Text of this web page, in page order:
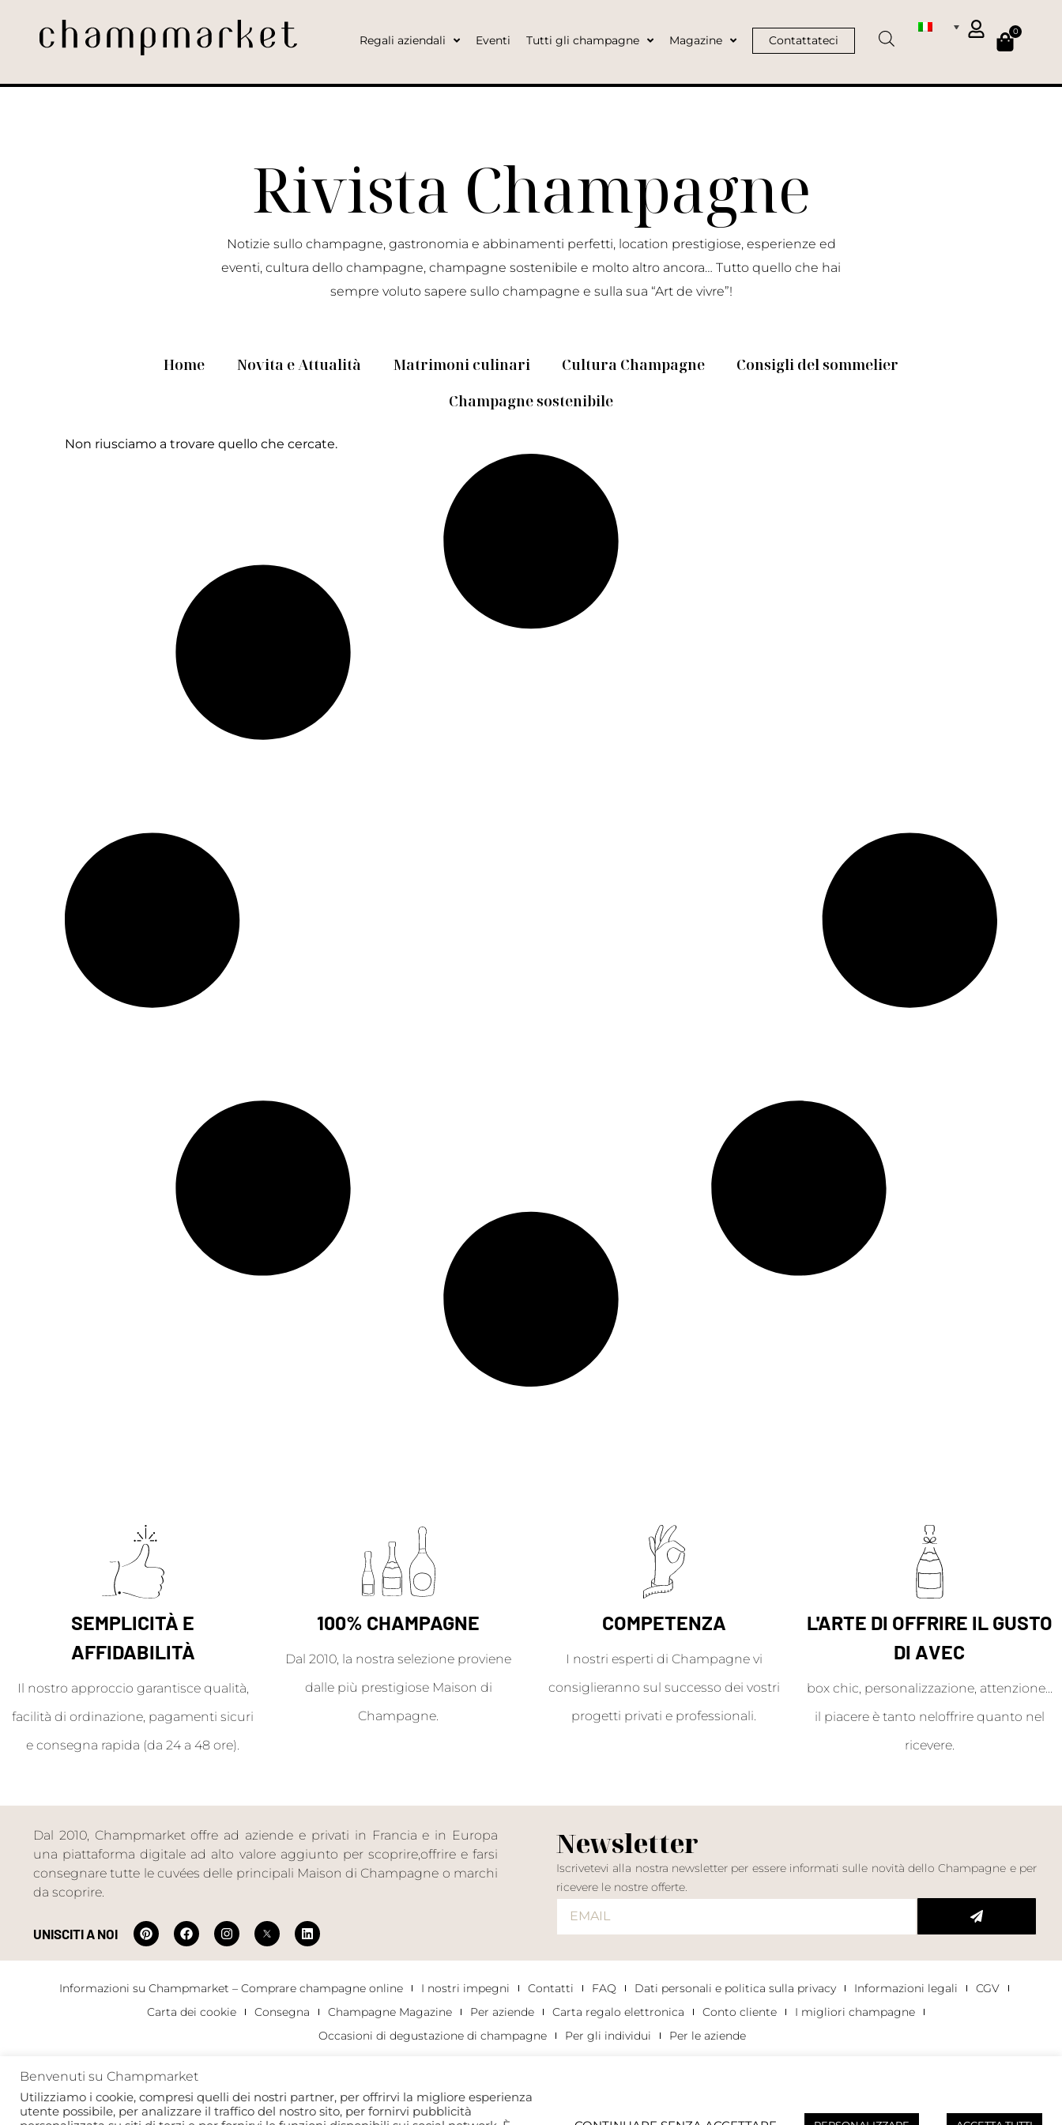
Regali aziendali Eventi Tutti gli champagne Magazine Contattateci
0
Rivista Champagne
Notizie sullo champagne, gastronomia e abbinamenti perfetti, location prestigiose, esperienze ed
eventi, cultura dello champagne, champagne sostenibile e molto altro ancora… Tutto quello che hai
sempre voluto sapere sullo champagne e sulla sua “Art de vivre”!
Home Novita e Attualità Matrimoni culinari Cultura Champagne
Consigli del sommelier
Champagne sostenibile
Non riusciamo a trovare quello che cercate.
SEMPLICITÀ E
AFFIDABILITÀ
Il nostro approccio garantisce qualità,
facilità di ordinazione, pagamenti sicuri
e consegna rapida (da 24 a 48 ore).
100% CHAMPAGNE
Dal 2010, la nostra selezione proviene
dalle più prestigiose Maison di
Champagne.
COMPETENZA
I nostri esperti di Champagne vi
consiglieranno sul successo dei vostri
progetti privati e professionali.
L'ARTE DI OFFRIRE IL GUSTO
DI AVEC
box chic, personalizzazione, attenzione...
il piacere è tanto neloffrire quanto nel
ricevere.
Dal 2010, Champmarket offre ad aziende e privati in Francia e in Europa
una piattaforma digitale ad alto valore aggiunto per scoprire,offrire e farsi
consegnare tutte le cuvées delle principali Maison di Champagne o marchi
da scoprire.
UNISCITI A NOI
Newsletter
Iscrivetevi alla nostra newsletter per essere informati sulle novità dello Champagne e per
ricevere le nostre offerte.
Informazioni su Champmarket – Comprare champagne online I nostri impegni Contatti FAQ Dati personali e politica sulla privacy Informazioni legali
CGV
Carta dei cookie
Consegna Champagne Magazine Per aziende Carta regalo elettronica Conto cliente
I migliori champagne
Occasioni di degustazione di champagne
Per gli individui Per le aziende
Copyright 2022 © tutti i diritti riservati. Champmarket.
Benvenuti su Champmarket
Utilizziamo i cookie, compresi quelli dei nostri partner, per offrirvi la migliore esperienza
utente possibile, per analizzare il traffico del nostro sito, per fornirvi pubblicità